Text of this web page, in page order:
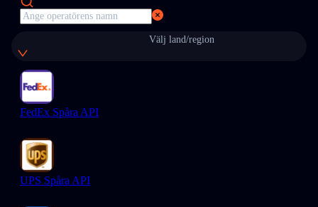
Välj land/region
FedEx Spåra API
UPS Spåra API